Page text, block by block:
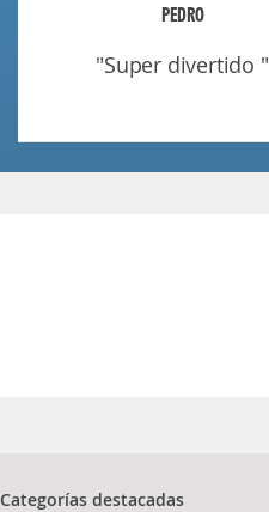
PEDRO
"super divertido "
Categorías destacadas